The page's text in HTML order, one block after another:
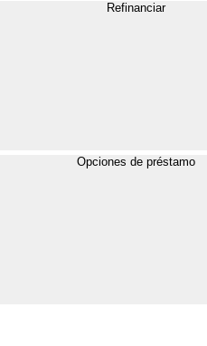
Refinanciar
Opciones de préstamo